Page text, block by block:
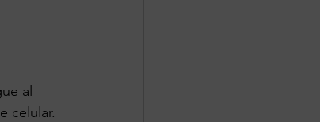
al
celular.